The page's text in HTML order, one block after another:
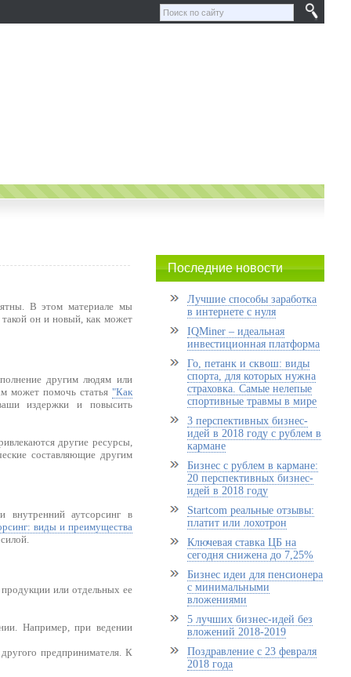
В этом материале мы
такой он и новый, как может
другим людям или
может помочь статья "Как
издержки и повысить
другие ресурсы,
составляющие другим
аутсорсинг в
виды и преимущества
или отдельных ее
Например, при ведении
предпринимателя. К
Последние новости
Лучшие способы заработка
в интернете с нуля
IQMiner – идеальная
инвестиционная платформа
Го, петанк и сквош: виды
спорта, для которых нужна
страховка. Самые нелепые
спортивные травмы в мире
3 перспективных бизнес-
идей в 2018 году с рублем в
кармане
Бизнес с рублем в кармане:
20 перспективных бизнес-
идей в 2018 году
Startcom реальные отзывы:
платит или лохотрон
Ключевая ставка ЦБ на
сегодня снижена до 7,25%
Бизнес идеи для пенсионера
с минимальными
вложениями
5 лучших бизнес-идей без
вложений 2018-2019
Поздравление с 23 февраля
2018 года